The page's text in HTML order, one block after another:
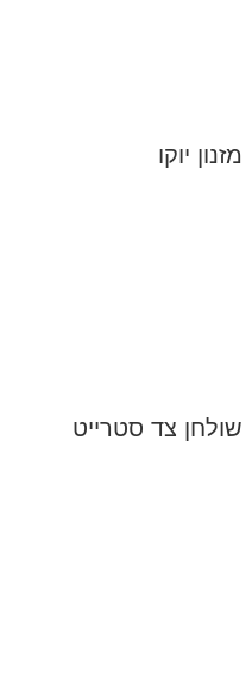
מזנון יוקו
שולחן צד סטרייט